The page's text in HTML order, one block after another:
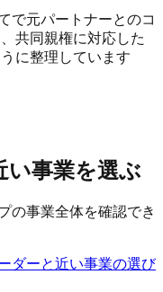
で元パートナーとのコ
共同親権に対応した
に整理しています
い事業を選ぶ
の事業全体を確認でき
ダーと近い事業の選び